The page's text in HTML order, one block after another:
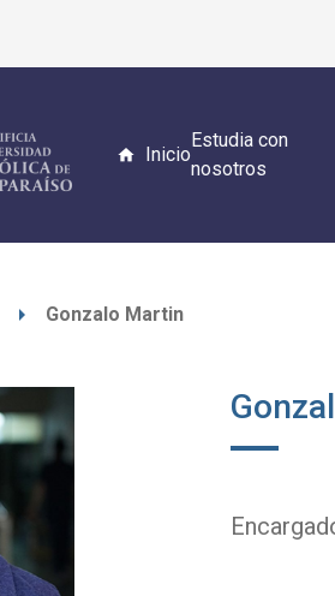
Inicio
Estudia con
nosotros
arrow_right Gonzalo Martin